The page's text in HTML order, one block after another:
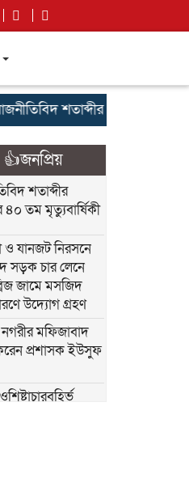
শতাব্দীর মহীরূহ তারু মিয়া’র
👍জনপ্রিয়
শতাব্দীর
৪০ তম মৃত্যুবার্ষিকী
ও যানজট নিরসনে
সড়ক চার লেনে
জামে মসজিদ
উদ্যোগ গ্রহণ
মফিজাবাদ
প্রশাসক ইউসুফ